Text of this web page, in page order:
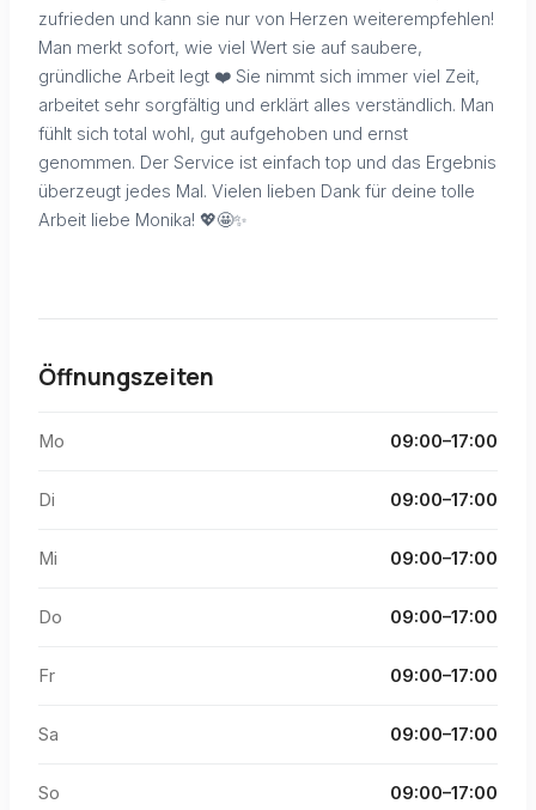
zufrieden und kann sie nur von Herzen weiterempfehlen!
Man merkt sofort, wie viel Wert sie auf saubere,
gründliche Arbeit legt ❤️ Sie nimmt sich immer viel Zeit,
arbeitet sehr sorgfältig und erklärt alles verständlich. Man
fühlt sich total wohl, gut aufgehoben und ernst
genommen. Der Service ist einfach top und das Ergebnis
überzeugt jedes Mal. Vielen lieben Dank für deine tolle
Arbeit liebe Monika! 💖🤩✨
Öffnungszeiten
Mo 09:00–17:00
Di 09:00–17:00
Mi 09:00–17:00
Do 09:00–17:00
Fr 09:00–17:00
Sa 09:00–17:00
So 09:00–17:00